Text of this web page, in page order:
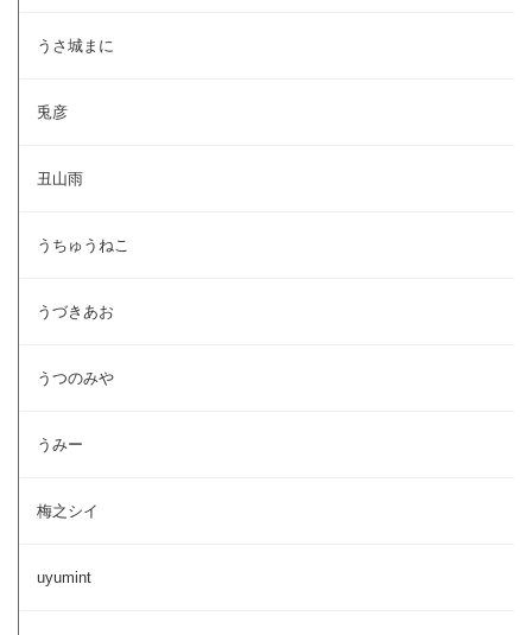
うさ城まに
兎彦
丑山雨
うちゅうねこ
うづきあお
うつのみや
うみー
梅之シイ
uyumint